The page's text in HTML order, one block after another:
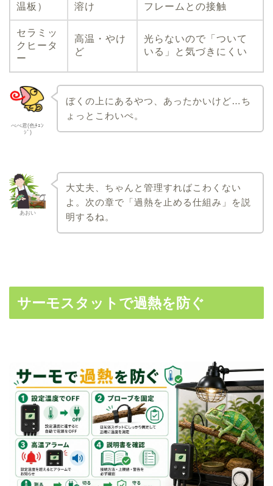
温板）
溶け
フレームとの接触
セラミッ
クヒータ
ー
高温・やけ
ど
光らないので「ついて
いる」と気づきにくい
ぺぺ君(色ﾁｪﾝ
ｼﾞ)
ぼくの上にあるやつ、あったかいけど…ち
ょっとこわいぺ。
あおい
大丈夫、ちゃんと管理すればこわくない
よ。次の章で「過熱を止める仕組み」を説
明するね。
サーモスタットで過熱を防ぐ